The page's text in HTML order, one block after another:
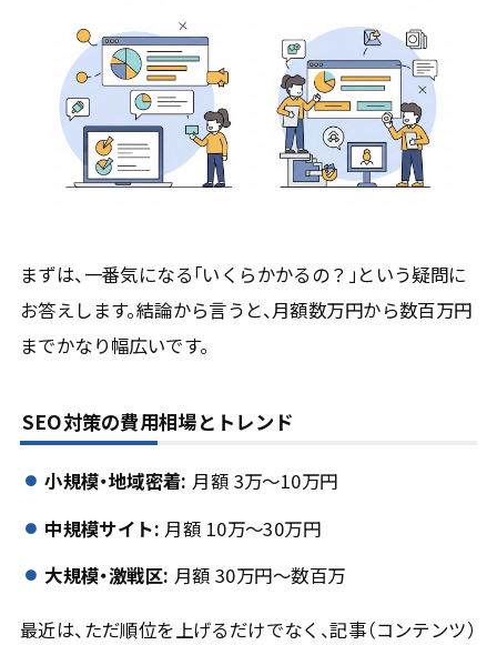
まずは、一番気になる「いくらかかるの？」という疑問に
お答えします。結論から言うと、月額数万円から数百万円
までかなり幅広いです。
SEO対策の費用相場とトレンド
小規模・地域密着: 月額 3万〜10万円
中規模サイト: 月額 10万〜30万円
大規模・激戦区: 月額 30万円〜数百万
最近は、ただ順位を上げるだけでなく、記事（コンテンツ）